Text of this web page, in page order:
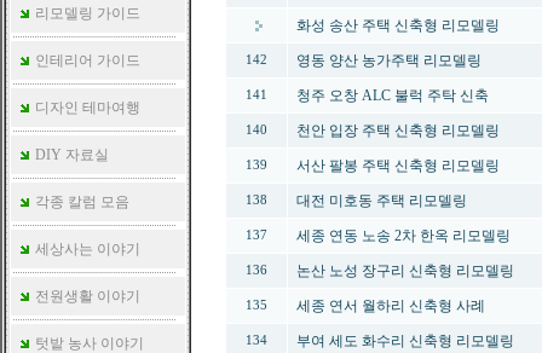
리모델링 가이드
인테리어 가이드
디자인 테마여행
DIY 자료실
각종 칼럼 모음
세상사는 이야기
전원생활 이야기
텃밭 농사 이야기
화성 송산 주택 신축형 리모델링
142 영동 양산 농가주택 리모델링
141 청주 오창 ALC 불럭 주탁 신축
140 천안 입장 주택 신축형 리모델링
139 서산 팔봉 주택 신축형 리모델링
138 대전 미호동 주택 리모델링
137 세종 연동 노송 2차 한옥 리모델링
136 논산 노성 장구리 신축형 리모델링
135 세종 연서 월하리 신축형 사례
134 부여 세도 화수리 신축형 리모델링